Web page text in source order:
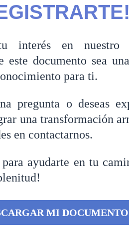
interés en nuestro
este documento sea
para ti.
pregunta o deseas
una transformación
en contactarnos.
para ayudarte en tu
MI DOCUMENTO